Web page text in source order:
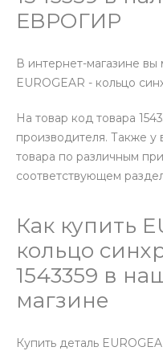
ЕВРОГИР
В интернет-магазине
EUROGEAR - кольцо
На товар код товара
производителя. Также у
товара по различным
соответствующем
Как купить
кольцо
1543359 в
магзине
Купить деталь